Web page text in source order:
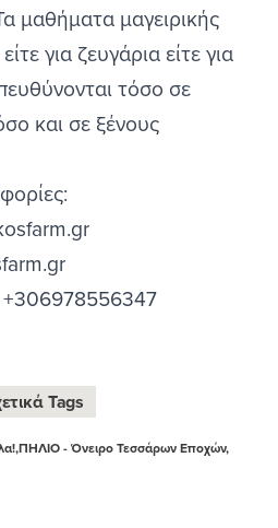
μαθήματα μαγειρικής
για ζευγάρια είτε για
τόσο σε
και σε ξένους
Tags
ΠΗΛΙΟ - Όνειρο Τεσσάρων Εποχών,